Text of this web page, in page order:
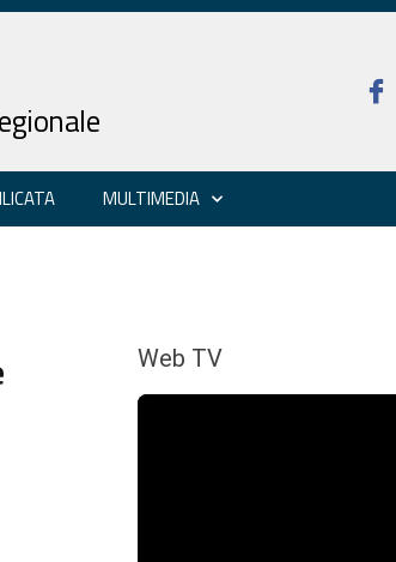
MULTIMEDIA
Web TV